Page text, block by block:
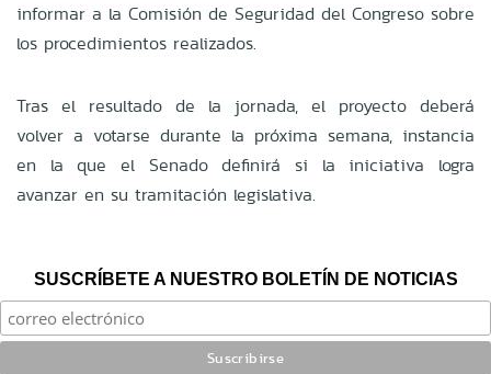
informar a la Comisión de Seguridad del Congreso sobre
los procedimientos realizados.
Tras el resultado de la jornada, el proyecto deberá
volver a votarse durante la próxima semana, instancia
en la que el Senado definirá si la iniciativa logra
avanzar en su tramitación legislativa.
SUSCRÍBETE A NUESTRO BOLETÍN DE NOTICIAS